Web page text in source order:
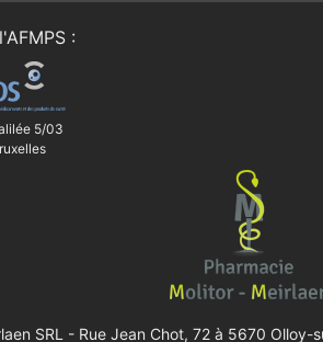
AFMPS :
5/03
SRL - Rue Jean Chot, 72 à 5670 Olloy-